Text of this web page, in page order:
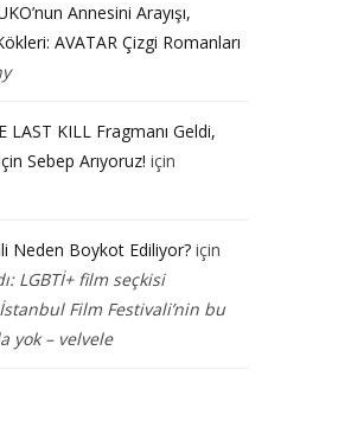
Annesini Arayışı,
AVATAR Çizgi Romanları
LAST KILL Fragmanı Geldi,
Sebep Arıyoruz! için
Neden Boykot Ediliyor? için
LGBTİ+ film seçkisi
İstanbul Film Festivali’nin bu
yok – velvele